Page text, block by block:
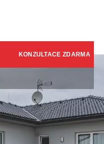
KONZULTACE ZDARMA